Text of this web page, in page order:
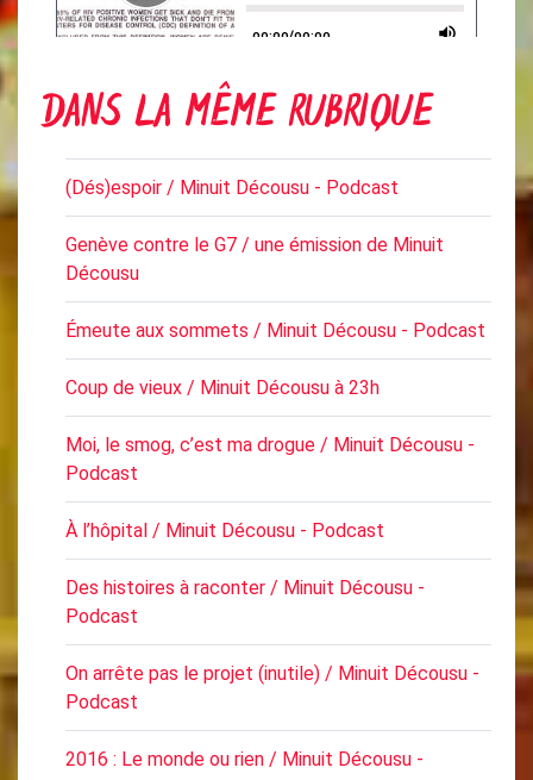
DANS LA MÊME RUBRIQUE
(Dés)espoir / Minuit Décousu - Podcast
Genève contre le G7 / une émission de Minuit
Décousu
Émeute aux sommets / Minuit Décousu - Podcast
Coup de vieux / Minuit Décousu à 23h
Moi, le smog, c’est ma drogue / Minuit Décousu -
Podcast
À l’hôpital / Minuit Décousu - Podcast
Des histoires à raconter / Minuit Décousu -
Podcast
On arrête pas le projet (inutile) / Minuit Décousu -
Podcast
2016 : Le monde ou rien / Minuit Décousu -